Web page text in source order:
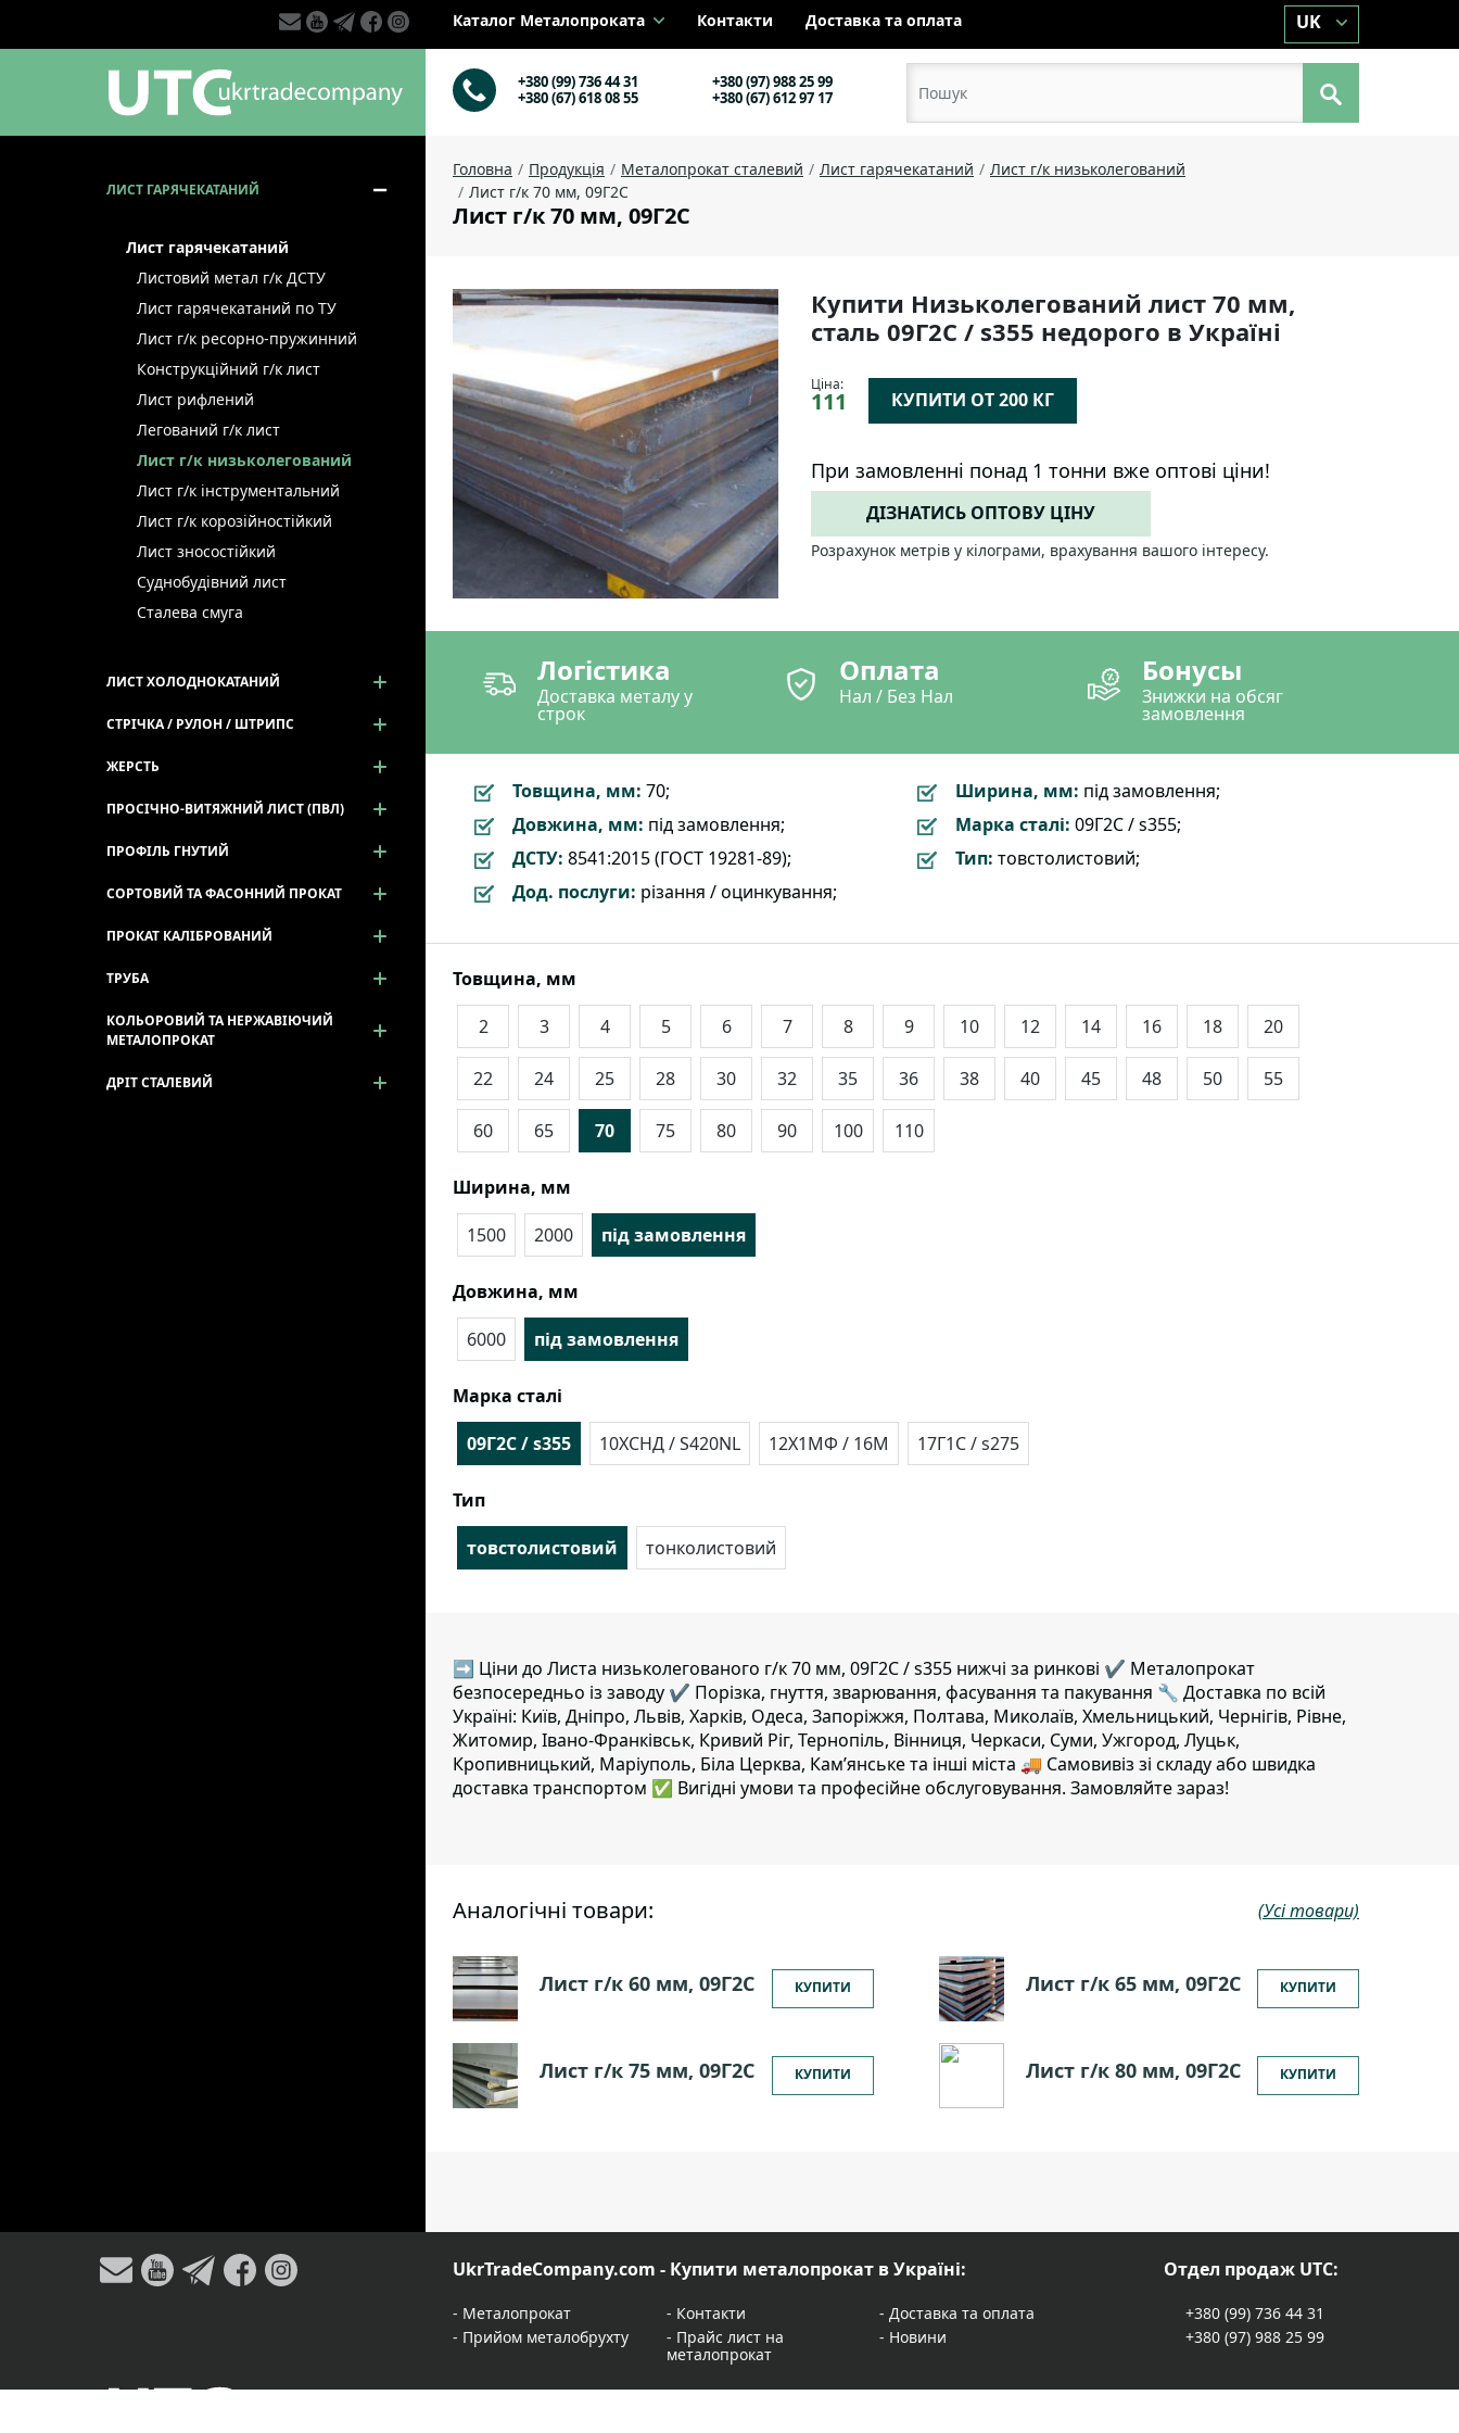
Каталог Металопроката Контакти Доставка та оплата UK
+380 (99) 736 44 31
+380 (97) 988 25 99
+380 (67) 618 08 55
+380 (67) 612 97 17
Головна Продукція Металопрокат сталевий Лист гарячекатаний
Лист г/к низьколегований
Лист г/к 70 мм, 09Г2С
Лист г/к 70 мм, 09Г2С
Купити Низьколегований лист 70 мм,
сталь 09Г2С / s355 недорого в Україні
Ціна:
111 КУПИТИ ОТ 200 КГ
При замовленні понад 1 тонни вже оптові ціни!
ДІЗНАТИСЬ ОПТОВУ ЦІНУ
Розрахунок метрів у кілограми, врахування вашого інтересу.
Логістика
Доставка металу у
строк
Оплата
Нал / Без Нал
Бонусы
Знижки на обсяг
замовлення
Товщина, мм: 70; Ширина, мм: під замовлення;
Довжина, мм: під замовлення; Марка сталі: 09Г2С / s355;
ДСТУ: 8541:2015 (ГОСТ 19281-89); Тип: товстолистовий;
Дод. послуги: різання / оцинкування;
Товщина, мм
2
3 4 5 6 7 8 9 10 12 14 16 18 20
22 24 25 28 30 32 35 36 38 40 45 48 50 55
60 65 70 75 80 90 100 110
Ширина, мм
1500
2000 під замовлення
Довжина, мм
6000
під замовлення
Марка сталі
09Г2С / s355
10ХСНД / S420NL 12Х1МФ / 16М 17Г1С / s275
Тип
товстолистовий
тонколистовий
➡ Ціни до Листа низьколегованого г/к 70 мм, 09Г2С / s355 нижчі за ринкові ✔️ Металопрокат
безпосередньо із заводу ✔️ Порізка, гнуття, зварювання, фасування та пакування 🔧 Доставка по всій
Україні: Київ, Дніпро, Львів, Харків, Одеса, Запоріжжя, Полтава, Миколаїв, Хмельницький, Чернігів, Рівне,
Житомир, Івано-Франківськ, Кривий Ріг, Тернопіль, Вінниця, Черкаси, Суми, Ужгород, Луцьк,
Кропивницький, Маріуполь, Біла Церква, Кам’янське та інші міста 🚚 Самовивіз зі складу або швидка
доставка транспортом ✅ Вигідні умови та професійне обслуговування. Замовляйте зараз!
Аналогічні товари: (Усі товари)
Лист г/к 60 мм, 09Г2С КУПИТИ Лист г/к 65 мм, 09Г2С КУПИТИ
Лист г/к 75 мм, 09Г2С КУПИТИ Лист г/к 80 мм, 09Г2С КУПИТИ
ЛИСТ ГАРЯЧЕКАТАНИЙ
Лист гарячекатаний
Листовий метал г/к ДСТУ
Лист гарячекатаний по ТУ
Лист г/к ресорно-пружинний
Конструкційний г/к лист
Лист рифлений
Легований г/к лист
Лист г/к низьколегований
Лист г/к інструментальний
Лист г/к корозійностійкий
Лист зносостійкий
Суднобудівний лист
Сталева смуга
ЛИСТ ХОЛОДНОКАТАНИЙ
СТРІЧКА / РУЛОН / ШТРИПС
ЖЕРСТЬ
ПРОСІЧНО-ВИТЯЖНИЙ ЛИСТ (ПВЛ)
ПРОФІЛЬ ГНУТИЙ
СОРТОВИЙ ТА ФАСОННИЙ ПРОКАТ
ПРОКАТ КАЛІБРОВАНИЙ
ТРУБА
КОЛЬОРОВИЙ ТА НЕРЖАВІЮЧИЙ
МЕТАЛОПРОКАТ
ДРІТ СТАЛЕВИЙ
UkrTradeCompany.com - Купити металопрокат в Україні:
- Металопрокат - Контакти - Доставка та оплата
- Прийом металобрухту - Прайс лист на
металопрокат
- Новини
Отдел продаж UTC:
+380 (99) 736 44 31
+380 (97) 988 25 99